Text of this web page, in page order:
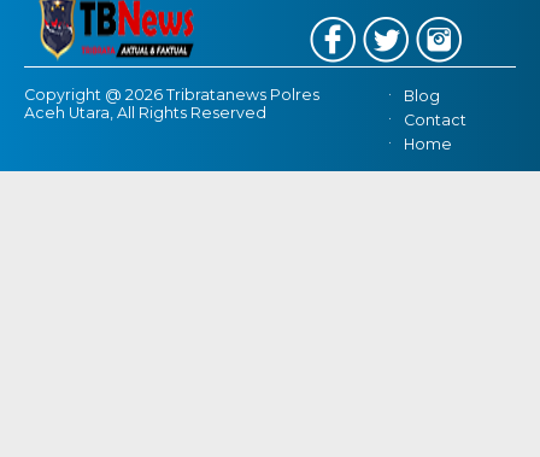
Copyright @ 2026 Tribratanews Polres
Aceh Utara, All Rights Reserved
Blog
Contact
Home